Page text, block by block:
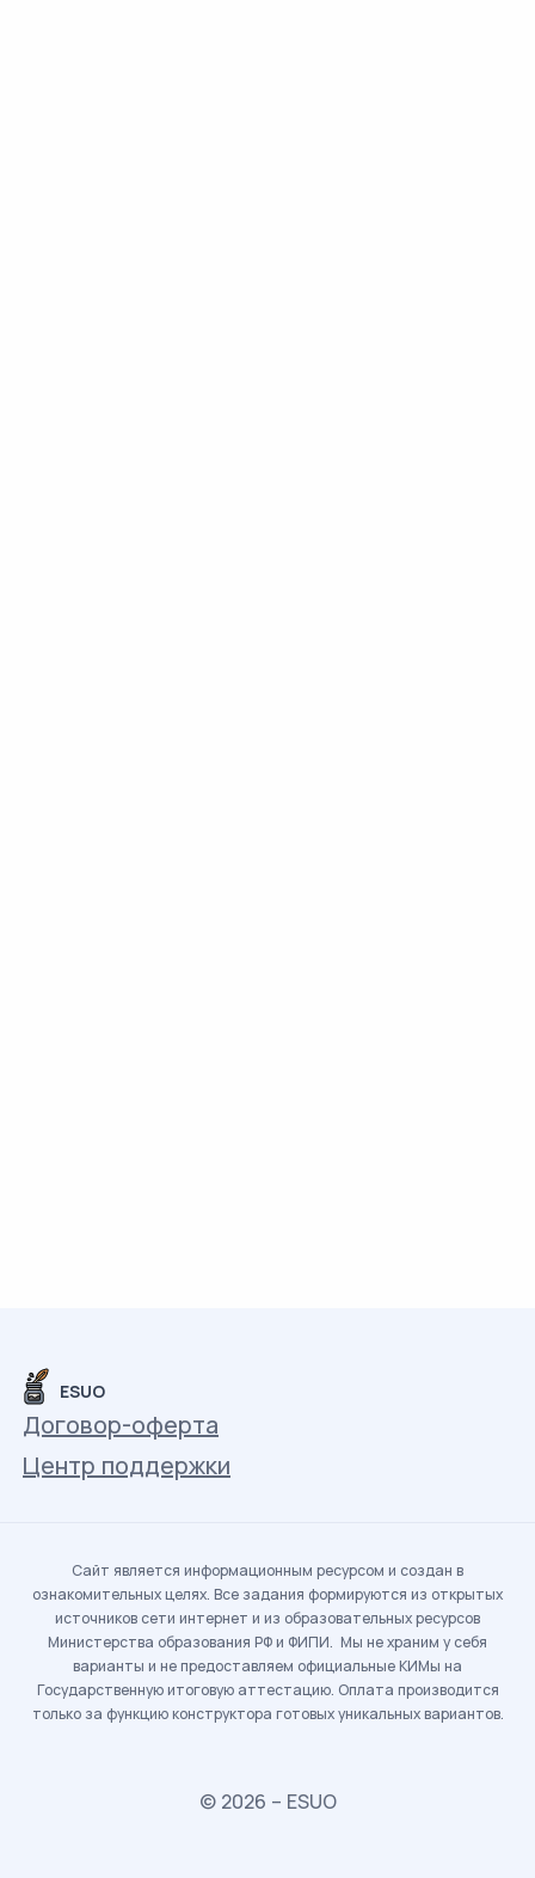
ESUO
Договор-оферта
Центр поддержки
Сайт является информационным ресурсом и создан в
ознакомительных целях. Все задания формируются из открытых
источников сети интернет и из образовательных ресурсов
Министерства образования РФ и ФИПИ. Мы не храним у себя
варианты и не предоставляем официальные КИМы на
Государственную итоговую аттестацию. Оплата производится
только за функцию конструктора готовых уникальных вариантов.
© 2026 – ESUO